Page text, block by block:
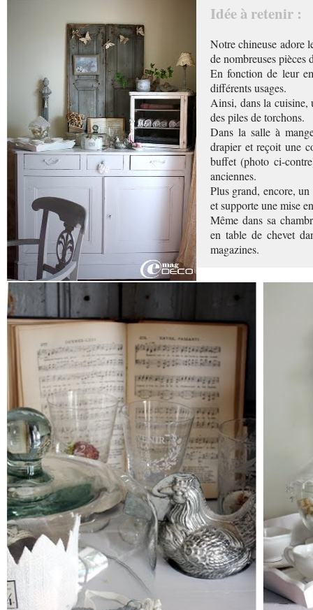
Idée à retenir :
Notre chineuse adore
de nombreuses pièces
En fonction de leur
différents usages.
Ainsi, dans la cuisine,
des piles de torchons.
Dans la salle à
drapier et reçoit une
buffet (photo ci-
anciennes.
Plus grand, encore,
et supporte une mise
Même dans sa
en table de chevet
magazines.